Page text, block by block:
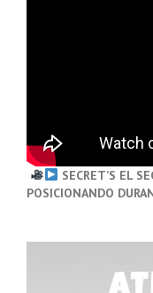
SECRET’S EL
POSICIONANDO